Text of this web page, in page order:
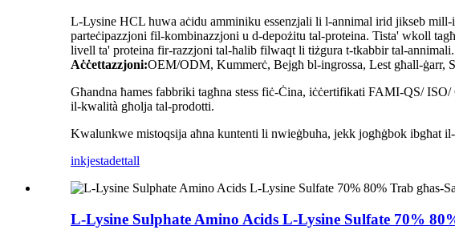
L-Lysine HCL huwa aċidu amminiku essenzjali li l-annimal irid jikseb
parteċipazzjoni fil-kombinazzjoni u d-depożitu tal-proteina. Tista' wkoll
livell ta' proteina fir-razzjoni tal-ħalib filwaqt li tiżgura t-tkabbir tal-annimali.
Aċċettazzjoni:OEM/ODM, Kummerċ, Bejgħ bl-ingrossa, Lest għall-ġarr,
Għandna ħames fabbriki tagħna stess fiċ-Ċina, iċċertifikati FAMI-QS/
il-kwalità għolja tal-prodotti.
Kwalunkwe mistoqsija aħna kuntenti li nwieġbuha, jekk jogħġbok ibgħat
inkjestadettall
L-Lysine Sulphate Amino Acids L-Lysine Sulfate 70%